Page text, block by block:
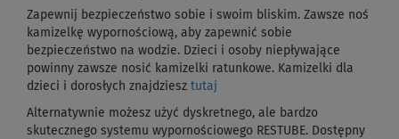
Zapewnij bezpieczeństwo sobie i swoim bliskim. Zawsze noś
kamizelkę wypornościową, aby zapewnić sobie
bezpieczeństwo na wodzie. Dzieci i osoby niepływające
powinny zawsze nosić kamizelki ratunkowe. Kamizelki dla
dzieci i dorosłych znajdziesz tutaj
Alternatywnie możesz użyć dyskretnego, ale bardzo
skutecznego systemu wypornościowego RESTUBE. Dostępny